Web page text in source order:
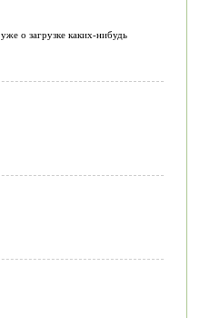
о загрузке каких-нибудь